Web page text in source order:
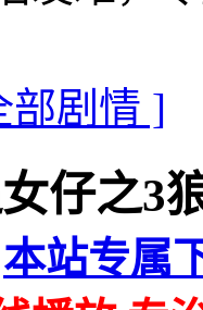
部剧情 ]
仔之3
本站专属